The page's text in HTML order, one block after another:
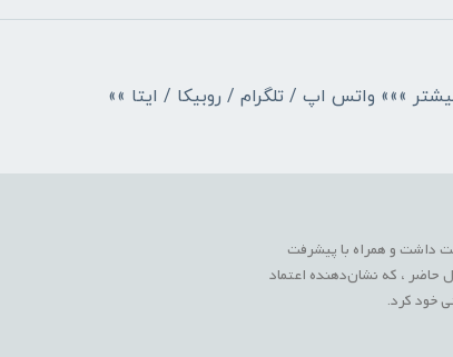
»»» واتس اپ / تلگرام / روبیکا / ایتا »»
داشت و همراه با پیشرفت
حاضر ، که نشان‌دهنده اعتماد
خود کرد.